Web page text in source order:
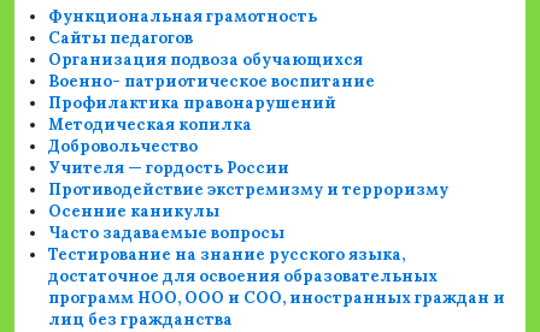
Функциональная грамотность
Сайты педагогов
Организация подвоза обучающихся
Военно- патриотическое воспитание
Профилактика правонарушений
Методическая копилка
Добровольчество
Учителя — гордость России
Противодействие экстремизму и терроризму
Осенние каникулы
Часто задаваемые вопросы
Тестирование на знание русского языка,
достаточное для освоения образовательных
программ НОО, ООО и СОО, иностранных граждан и
лиц без гражданства